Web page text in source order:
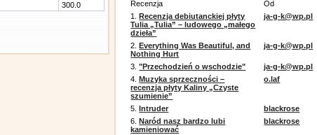
300.0 Recenzja
Od
1.Recenzja debiutanckiej płyty
Tulia „Tulia” – ludowego „małego
dzieła”
ja-g-k@wp.pl
2.Everything Was Beautiful, and
Nothing Hurt
ja-g-k@wp.pl
3."Przechodzień o wschodzie"
ja-g-k@wp.pl
4.Muzyka sprzeczności –
recenzja płyty Kaliny „Czyste
szumienie”
o.laf
5.Intruder
blackrose
6.Naród nasz bardzo lubi
kamieniować
blackrose